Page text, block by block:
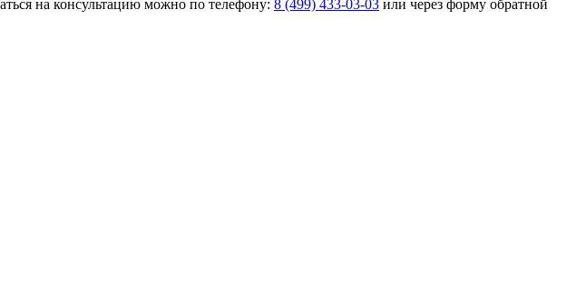
на консультацию можно по телефону: 8 (499) 433-03-03 или через форму обратной